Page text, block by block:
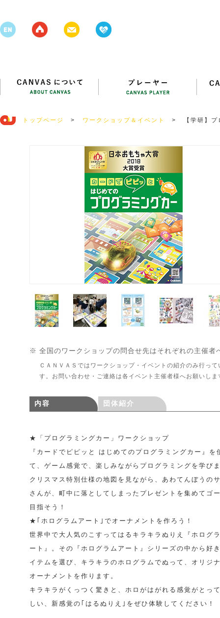
トップページ > ワークショップ＆イベント > 【学研】
※ 全国のワークショップの問合せ先はそれぞれの主催者
ＣＡＮＶＡＳではワークショップ・イベントの紹介のみ行って
す。お問い合わせ・ご連絡は各イベント主催者様へお願いしま
内容 団体紹介
★「プログラミングカー」ワークショップ
『カードでピピッと はじめてのプログラミングカー』を
て、ゲーム感覚で、楽しみながらプログラミングを学び
クリスマス特別仕様の地図を見ながら、あわてんぼうの
さんが、町中に落としてしまったプレゼントを集めてゴ
目指そう！
★｢ホログラムアート｣でオーナメントを作ろう！
世界中で大人気のこすってはるキラキラぬりえ『ホログ
ート』。その『ホログラムアート』シリーズの中から好
イテムを選び、キラキラのホログラムでぬって、オリジ
オーナメントを作ります。
キラキラがくっつく驚きと、ホロがはがれる感覚がとっ
しい、新感覚の｢はるぬりえ｣をぜひ体験してください！